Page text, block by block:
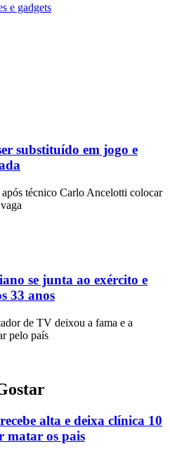
e gadgets
substituído em jogo e
técnico Carlo Ancelotti colocar
se junta ao exército e
33 anos
de TV deixou a fama e a
pelo país
alta e deixa clínica 10
matar os pais